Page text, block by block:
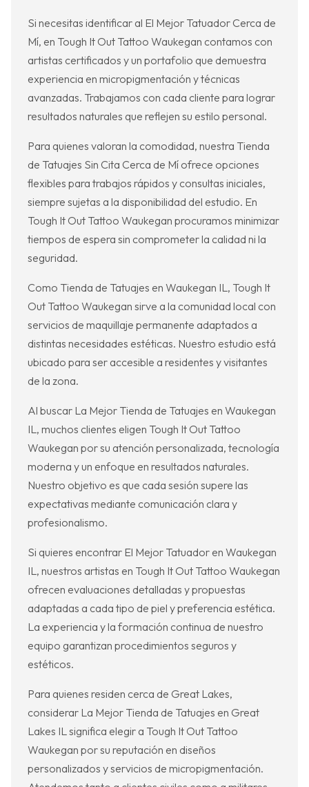
Si necesitas identificar al El Mejor Tatuador Cerca de
Mí, en Tough It Out Tattoo Waukegan contamos con
artistas certificados y un portafolio que demuestra
experiencia en micropigmentación y técnicas
avanzadas. Trabajamos con cada cliente para lograr
resultados naturales que reflejen su estilo personal.
Para quienes valoran la comodidad, nuestra Tienda
de Tatuajes Sin Cita Cerca de Mí ofrece opciones
flexibles para trabajos rápidos y consultas iniciales,
siempre sujetas a la disponibilidad del estudio. En
Tough It Out Tattoo Waukegan procuramos minimizar
tiempos de espera sin comprometer la calidad ni la
seguridad.
Como Tienda de Tatuajes en Waukegan IL, Tough It
Out Tattoo Waukegan sirve a la comunidad local con
servicios de maquillaje permanente adaptados a
distintas necesidades estéticas. Nuestro estudio está
ubicado para ser accesible a residentes y visitantes
de la zona.
Al buscar La Mejor Tienda de Tatuajes en Waukegan
IL, muchos clientes eligen Tough It Out Tattoo
Waukegan por su atención personalizada, tecnología
moderna y un enfoque en resultados naturales.
Nuestro objetivo es que cada sesión supere las
expectativas mediante comunicación clara y
profesionalismo.
Si quieres encontrar El Mejor Tatuador en Waukegan
IL, nuestros artistas en Tough It Out Tattoo Waukegan
ofrecen evaluaciones detalladas y propuestas
adaptadas a cada tipo de piel y preferencia estética.
La experiencia y la formación continua de nuestro
equipo garantizan procedimientos seguros y
estéticos.
Para quienes residen cerca de Great Lakes,
considerar La Mejor Tienda de Tatuajes en Great
Lakes IL significa elegir a Tough It Out Tattoo
Waukegan por su reputación en diseños
personalizados y servicios de micropigmentación.